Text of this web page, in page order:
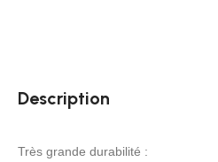
Description
Très grande durabilité :